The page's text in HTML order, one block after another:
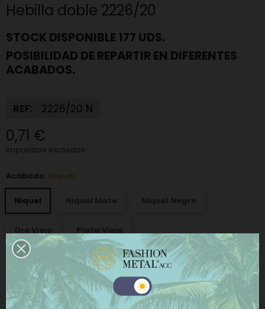
Hebilla doble 2226/20
STOCK DISPONIBLE 177 UDS.
POSIBILIDAD DE REPARTIR EN DIFERENTES
ACABADOS.
REF: 2226/20 N
0,71 €
Impuestos excluidos
Acabado: Niquel
Niquel
+ AÑADIR AL CARRITO
COMPRAR AHORA
Este sitio web utiliza cookies propias y de terceros
para mejorar nuestros servicios y mostrarle